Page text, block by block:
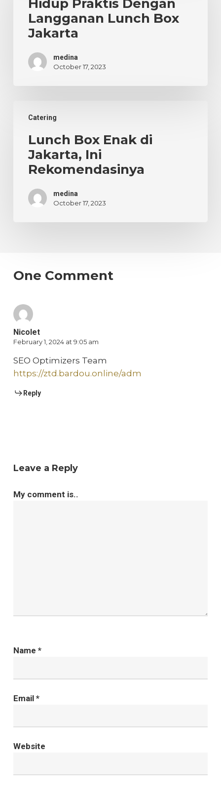
Langganan
Lunch
Box
Hidup Praktis Dengan
Langganan Lunch Box
Jakarta
medina
October 17, 2023
Catering
Box
Jakarta,
Lunch Box Enak di
Jakarta, Ini
Rekomendasinya
medina
October 17, 2023
One Comment
Nicolet
February 1, 2024 at 9:05 am
SEO Optimizers Team
https://ztd.bardou.online/adm
Reply
Leave a Reply
My comment is..
Name *
Email *
Website